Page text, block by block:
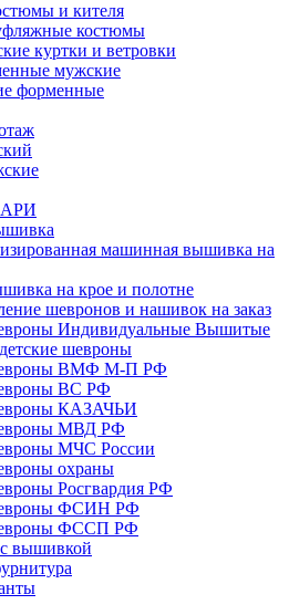
и кителя
костюмы
куртки и ветровки
мужские
форменные
АРИ
машинная вышивка на
на крое и полотне
шевронов и нашивок на заказ
Индивидуальные Вышитые
шевроны
ВМФ М-П РФ
ВС РФ
КАЗАЧЬИ
МВД РФ
МЧС России
охраны
Росгвардия РФ
ФСИН РФ
ФССП РФ
вышивкой